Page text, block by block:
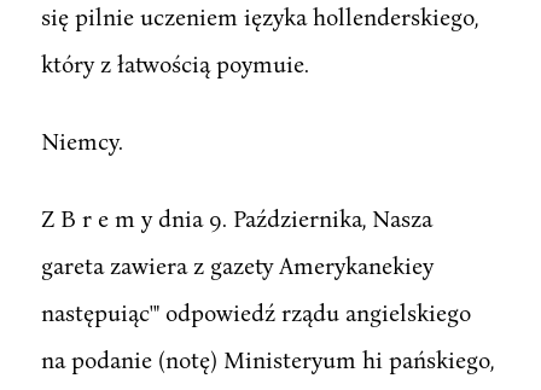
się pilnie uczeniem ięzyka hollenderskiego,
który z łatwością poymuie.
Niemcy.
Z B r e m y dnia 9. Października, Nasza
gareta zawiera z gazety Amerykanekiey
następuiąc'" odpowiedź rządu angielskiego
na podanie (notę) Ministeryum hi pańskiego,